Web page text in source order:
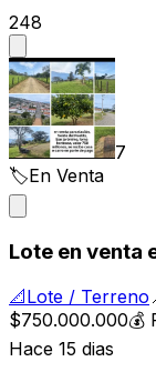
248
7
🏷️En Venta
Lote en venta
📐Lote / Terreno
$750.000.000💰
Hace 15 dias